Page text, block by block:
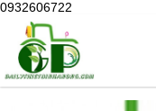
0932606722